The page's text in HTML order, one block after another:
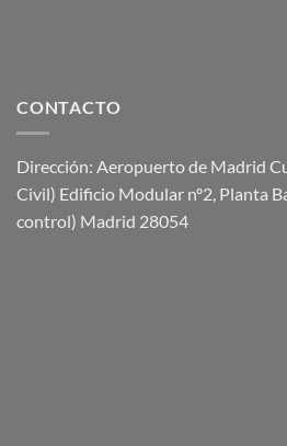
CONTACTO
Dirección: Aeropuerto de Madrid
Civil) Edificio Modular nº2, Planta
control) Madrid 28054